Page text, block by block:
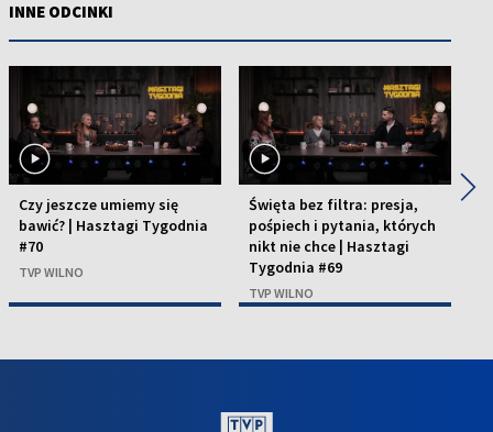
INNE ODCINKI
Czy jeszcze umiemy się
bawić? | Hasztagi Tygodnia
#70
TVP WILNO
Święta bez filtra: presja,
pośpiech i pytania, których
nikt nie chce | Hasztagi
Tygodnia #69
TVP WILNO
▶